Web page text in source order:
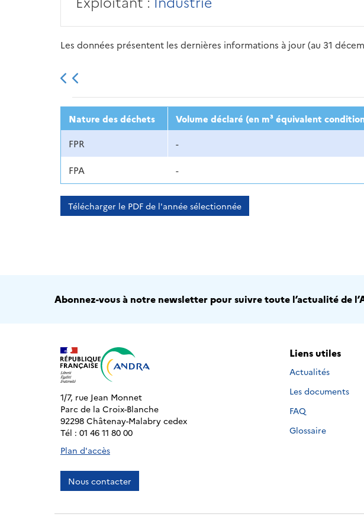
Les données présentent les dernières informations à jour (au 31
2013 2014 2015 2016 2017
Nature des déchets Volume déclaré (en m³ équivalent
FPR
-
FPA -
Télécharger le PDF de l'année sélectionnée
Abonnez-vous à notre newsletter pour suivre toute l’actualité de
1/7, rue Jean Monnet
Parc de la Croix-Blanche
92298 Châtenay-Malabry cedex
Tél : 01 46 11 80 00
Plan d'accès
Nous contacter
Liens utiles
Actualités
Les documents
FAQ
Glossaire